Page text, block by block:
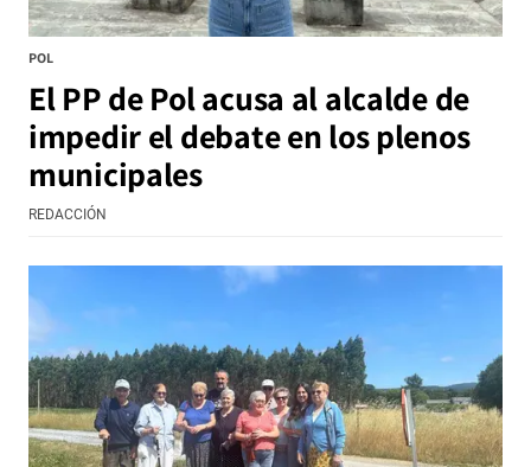
POL
El PP de Pol acusa al alcalde de
impedir el debate en los plenos
municipales
REDACCIÓN